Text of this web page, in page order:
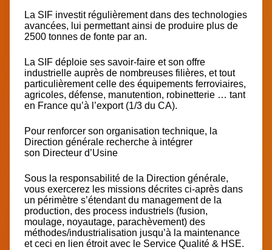
La SIF investit régulièrement dans des technologies
avancées, lui permettant ainsi de produire plus de
2500 tonnes de fonte par an.
La SIF déploie ses savoir-faire et son offre
industrielle auprès de nombreuses filières, et tout
particulièrement celle des équipements ferroviaires,
agricoles, défense, manutention, robinetterie … tant
en France qu’à l’export (1/3 du CA).
Pour renforcer son organisation technique, la
Direction générale recherche à intégrer
son Directeur d’Usine
Sous la responsabilité de la Direction générale,
vous exercerez les missions décrites ci-après dans
un périmètre s’étendant du management de la
production, des process industriels (fusion,
moulage, noyautage, parachèvement) des
méthodes/industrialisation jusqu’à la maintenance
et ceci en lien étroit avec le Service Qualité & HSE.